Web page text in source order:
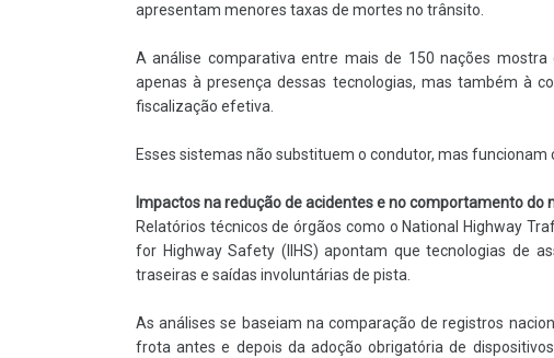
apresentam menores taxas de mortes no trânsito.
A análise comparativa entre mais de 150 nações
apenas à presença dessas tecnologias, mas também à
fiscalização efetiva.
Esses sistemas não substituem o condutor, mas
Impactos na redução de acidentes e no comportamento do
Relatórios técnicos de órgãos como o National Highway
for Highway Safety (IIHS) apontam que tecnologias de
traseiras e saídas involuntárias de pista.
As análises se baseiam na comparação de registros
frota antes e depois da adoção obrigatória de